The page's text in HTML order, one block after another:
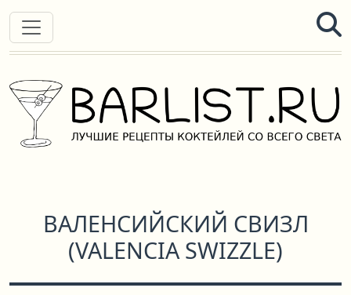
ВАЛЕНСИЙСКИЙ СВИЗЛ
(VALENCIA SWIZZLE)